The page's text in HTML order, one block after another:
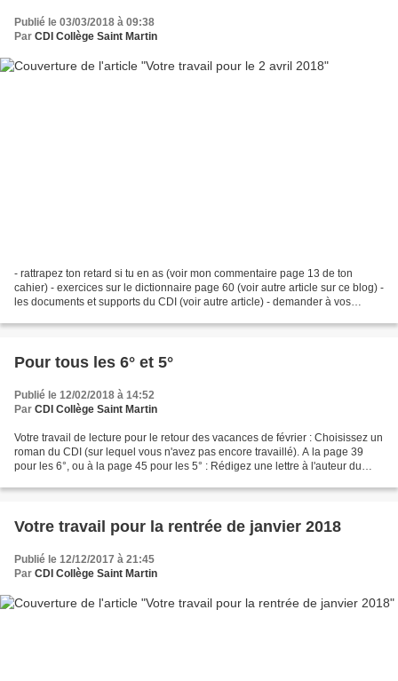
Publié le 03/03/2018 à 09:38
Par CDI Collège Saint Martin
- rattrapez ton retard si tu en as (voir mon commentaire page 13 de ton
cahier) - exercices sur le dictionnaire page 60 (voir autre article sur ce blog) -
les documents et supports du CDI (voir autre article) - demander à vos
Pour tous les 6° et 5°
Publié le 12/02/2018 à 14:52
Par CDI Collège Saint Martin
Votre travail de lecture pour le retour des vacances de février : Choisissez un
roman du CDI (sur lequel vous n'avez pas encore travaillé). A la page 39
pour les 6°, ou à la page 45 pour les 5° : Rédigez une lettre à l'auteur du
Votre travail pour la rentrée de janvier 2018
Publié le 12/12/2017 à 21:45
Par CDI Collège Saint Martin